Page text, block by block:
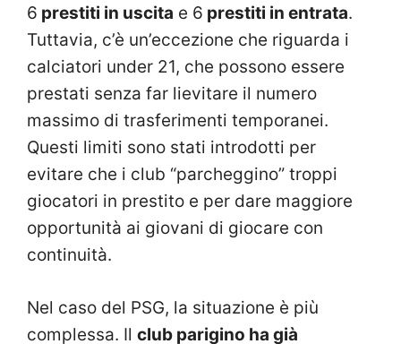
6 prestiti in uscita e 6 prestiti in entrata.
Tuttavia, c’è un’eccezione che riguarda i
calciatori under 21, che possono essere
prestati senza far lievitare il numero
massimo di trasferimenti temporanei.
Questi limiti sono stati introdotti per
evitare che i club “parcheggino” troppi
giocatori in prestito e per dare maggiore
opportunità ai giovani di giocare con
continuità.
Nel caso del PSG, la situazione è più
complessa. Il club parigino ha già